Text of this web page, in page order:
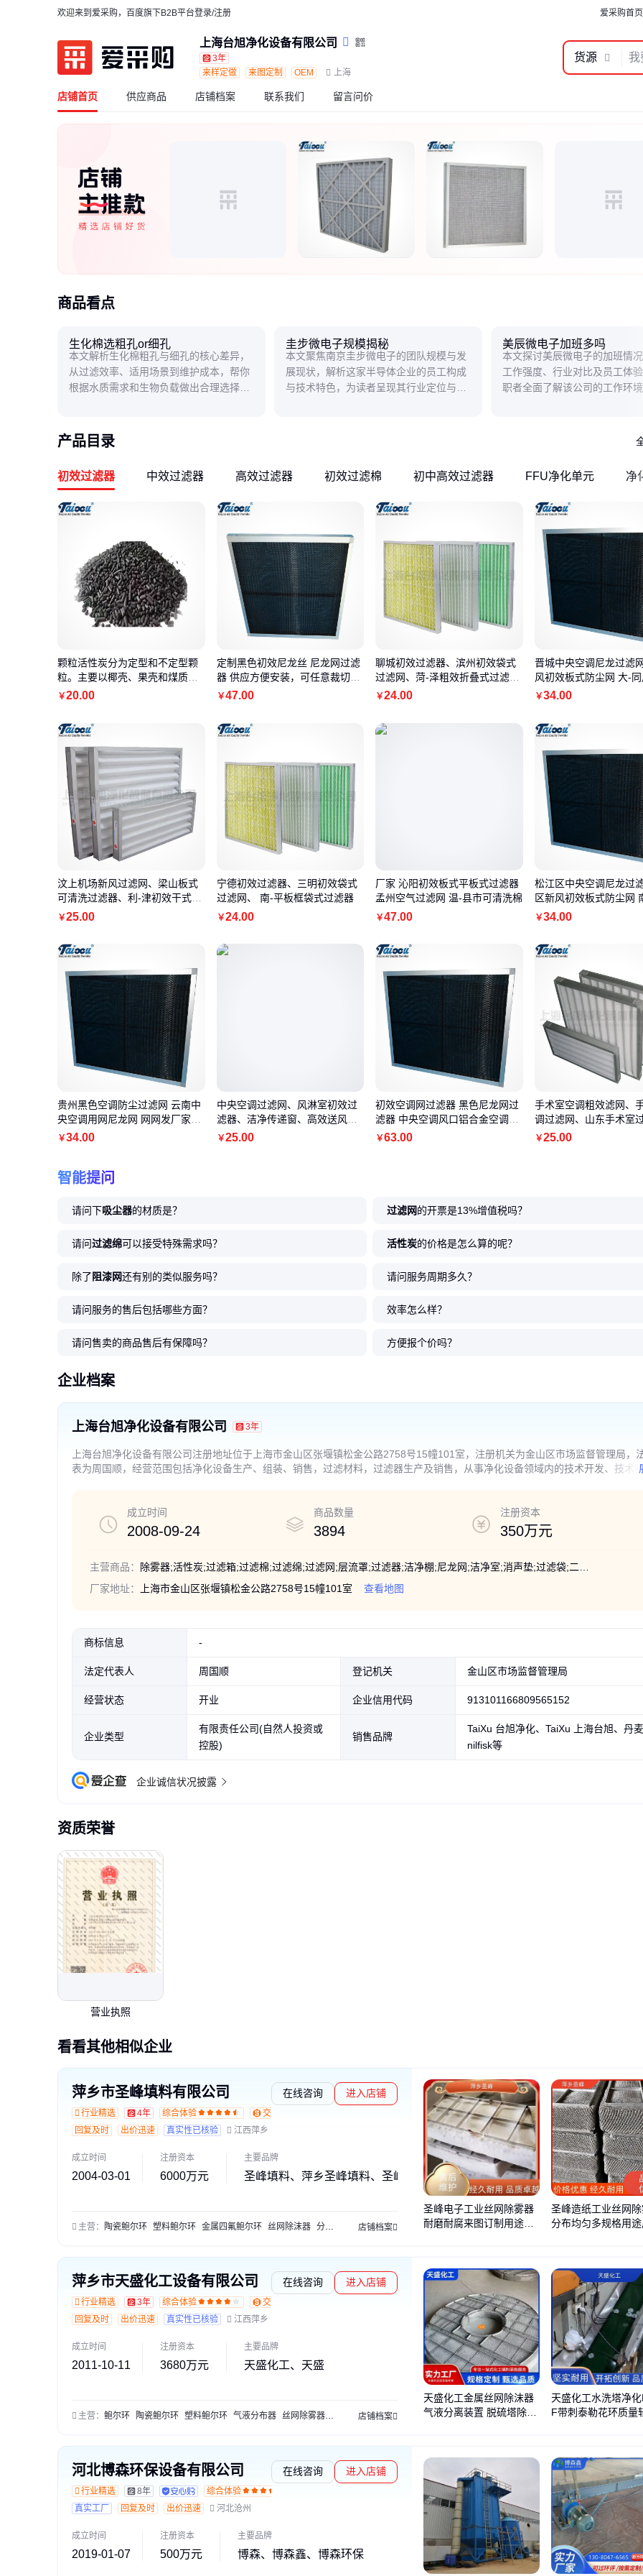
欢迎来到爱采购，百度旗下B2B平台登录/注册 爱采购首页
上海台旭净化设备有限公司
3年
来样定做
来图定制 OEM 上海
货源
店铺首页 供应商品 店铺档案 联系我们 留言问价
商品看点
生化棉选粗孔or细孔
本文解析生化棉粗孔与细孔的核心差异，
从过滤效率、适用场景到维护成本，帮你
根据水质需求和生物负载做出合理选择，
圭步微电子规模揭秘
本文聚焦南京圭步微电子的团队规模与发
展现状，解析这家半导体企业的员工构成
与技术特色，为读者呈现其行业定位与创
美辰微电子加班多吗
本文探讨美辰微电子的加班情况
工作强度、行业对比及员工体验
职者全面了解该公司的工作环境
产品目录
初效过滤器 中效过滤器 高效过滤器 初效过滤棉 初中高效过滤器 FFU净化单元 净
颗粒活性炭分为定型和不定型颗
粒。主要以椰壳、果壳和煤质为
原料
￥20.00
定制黑色初效尼龙丝 尼龙网过滤
器 供应方便安装，可任意裁切，
尺寸可定制
￥47.00
聊城初效过滤器、滨州初效袋式
过滤网、菏-泽粗效折叠式过滤
网、粗效率过滤网
￥24.00
晋城中央空调尼龙过滤
风初效板式防尘网 大-同
尼龙网过滤器
￥34.00
汶上机场新风过滤网、梁山板式
可清洗过滤器、利-津初效干式过
滤网
￥25.00
宁德初效过滤器、三明初效袋式
过滤网、 南-平板框袋式过滤器
￥24.00
厂家 沁阳初效板式平板式过滤器
孟州空气过滤网 温-县市可清洗棉
￥47.00
松江区中央空调尼龙过
区新风初效板式防尘网
机风口尼龙网过滤器
￥34.00
贵州黑色空调防尘过滤网 云南中
央空调用网尼龙网 网网发厂家
陕-西可反复清洗过滤器
￥34.00
中央空调过滤网、风淋室初效过
滤器、洁净传递窗、高效送风口
自带空气过滤器
￥25.00
初效空调网过滤器 黑色尼龙网过
滤器 中央空调风口铝合金空调防
尘网
￥63.00
手术室空调粗效滤网、
调过滤网、山东手术室
￥25.00
器过滤网，g1G2G3G4级初效过
房过滤板中央空调空气过滤网 江
板式初效空气过滤器 初效过滤网
尘高效空气净化器滤网 初效过滤
尼龙网过滤器 舟-山铝合金空调防
龙过滤网G4初效过滤器 南-昌铝
尼龙网过滤器 咸-阳中央空调风口
调尼龙网、来-宾空气过滤器厂家
属丝网过滤器 文昌-市耐高温金属
智能提问
请问下吸尘器的材质是？ 过滤网的开票是13%增值税吗？
请问过滤绵可以接受特殊需求吗？ 活性炭的价格是怎么算的呢？
除了阻漆网还有别的类似服务吗？ 请问服务周期多久？
请问服务的售后包括哪些方面？ 效率怎么样？
请问售卖的商品售后有保障吗？ 方便报个价吗？
企业档案
上海台旭净化设备有限公司 3年
上海台旭净化设备有限公司注册地址位于上海市金山区张堰镇松金公路2758号15幢101室，注册机关为金山区市场监督管理局，
表为周国顺，经营范围包括净化设备生产、组装、销售，过滤材料，过滤器生产及销售，从事净化设备领域内的技术开发、技术
成立时间
2008-09-24
商品数量
3894
注册资本
350万元
主营商品：
厂家地址：
上海市金山区张堰镇松金公路2758号15幢101室 查看地图
商标信息 -
法定代表人 周国顺 登记机关 金山区市场监督管理局
经营状态 开业 企业信用代码 913101166809565152
企业类型
有限责任公司(自然人投资或
控股)
销售品牌
TaiXu 台旭净化、TaiXu 上海台旭、丹麦
nilfisk等
企业诚信状况披露
资质荣誉
营业执照
看看其他相似企业
萍乡市圣峰填料有限公司
行业精选 4年 综合体验 交易勋章L1
在线咨询 进入店铺
回复及时 出价迅速 真实性已核验 江西萍乡
成立时间
2004-03-01
注册资本
6000万元
主要品牌
圣峰填料、萍乡圣峰填料、圣峰
主营： 陶瓷鲍尔环 塑料鲍尔环 金属四氟鲍尔环 丝网除沫器 分布器 陶瓷四氟拉西环 塑料四氟拉西环 金属四氟拉西环 陶瓷阶梯环 塑料阶梯环
店铺档案
圣峰电子工业丝网除雾器
耐磨耐腐来图订制用途广
圣峰造纸工业丝网
分布均匀多规格用
萍乡市天盛化工设备有限公司
行业精选 3年 综合体验 交易勋章L1
在线咨询 进入店铺
回复及时 出价迅速 真实性已核验 江西萍乡
成立时间
2011-10-11
注册资本
3680万元
主要品牌
天盛化工、天盛
主营： 鲍尔环 陶瓷鲍尔环 塑料鲍尔环 气液分布器 丝网除雾器 丝网除沫器 聚丙烯鲍尔环 泰勒花环 不锈钢矩鞍环 铝花环填料 拉西环 四氟填
店铺档案
天盛化工金属丝网除沫器
气液分离装置 脱硫塔除雾
天盛化工水洗塔净
F带刺泰勒花环质量
河北博森环保设备有限公司
行业精选 8年 综合体验
在线咨询 进入店铺
真实工厂 回复及时 出价迅速 河北沧州
成立时间
2019-01-07
注册资本
500万元
主要品牌
博森、博森鑫、博森环保